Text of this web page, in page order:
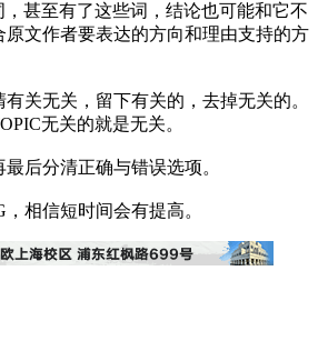
，甚至有了这些词，结论也可能和它不
文作者要表达的方向和理由支持的方
关无关，留下有关的，去掉无关的。
无关的就是无关。
后分清正确与错误选项。
相信短时间会有提高。